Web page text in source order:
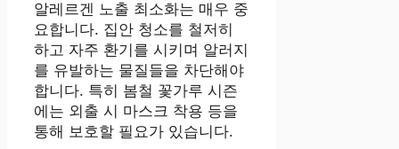
알레르겐 노출 최소화는 매우 중
요합니다. 집안 청소를 철저히
하고 자주 환기를 시키며 알러지
를 유발하는 물질들을 차단해야
합니다. 특히 봄철 꽃가루 시즌
에는 외출 시 마스크 착용 등을
통해 보호할 필요가 있습니다.